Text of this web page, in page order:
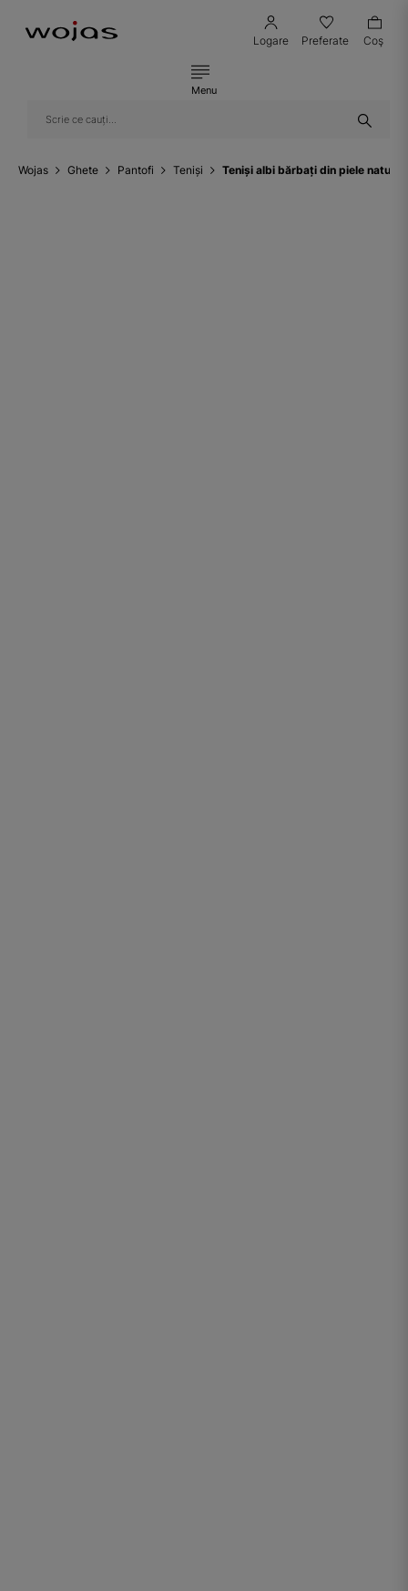
Logare Preferate Coş
Menu
Wojas Ghete Pantofi Teniși Teniși albi bărbați din piele